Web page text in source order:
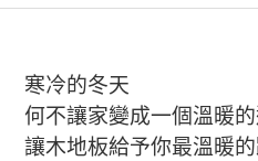
寒冷的冬天
何不讓家變成一個溫暖
讓木地板給予你最溫暖